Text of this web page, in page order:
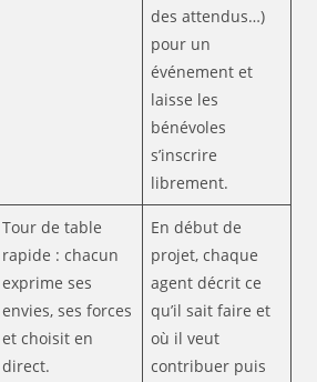
des attendus…)
pour un
événement et
laisse les
bénévoles
s’inscrire
librement.
Tour de table
rapide : chacun
exprime ses
envies, ses forces
et choisit en
direct.
En début de
projet, chaque
agent décrit ce
qu’il sait faire et
où il veut
contribuer puis